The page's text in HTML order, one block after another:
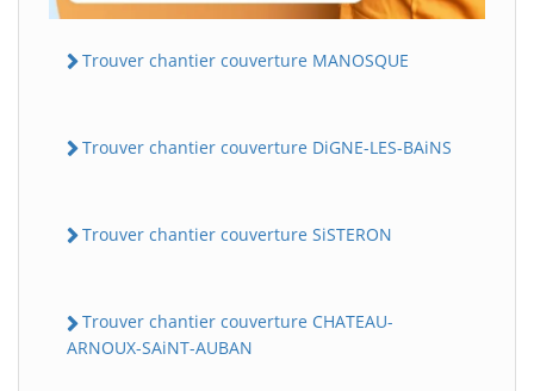
Trouver chantier couverture MANOSQUE
Trouver chantier couverture DiGNE-LES-BAiNS
Trouver chantier couverture SiSTERON
Trouver chantier couverture CHATEAU-
ARNOUX-SAiNT-AUBAN